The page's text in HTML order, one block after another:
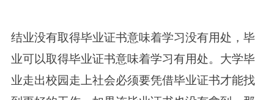
结业没有取得毕业证书意味着学习没有用处，毕
业可以取得毕业证书意味着学习有用处。大学毕
业走出校园走上社会必须要凭借毕业证书才能找